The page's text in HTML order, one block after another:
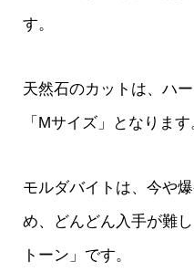
す。
天然石のカットは、ハ
「Mサイズ」となります
モルダバイトは、今や
め、どんどん入手が難
トーン」です。